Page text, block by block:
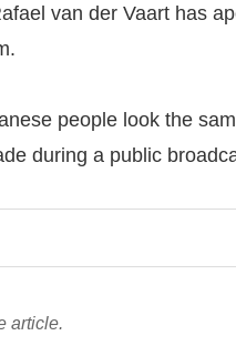
van der Vaart has
people look the
during a public
article.